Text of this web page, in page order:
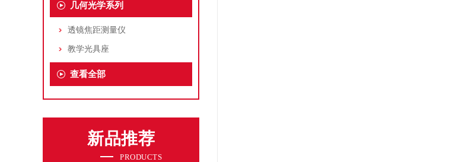
几何光学系列
透镜焦距测量仪
教学光具座
查看全部
新品推荐
PRODUCTS